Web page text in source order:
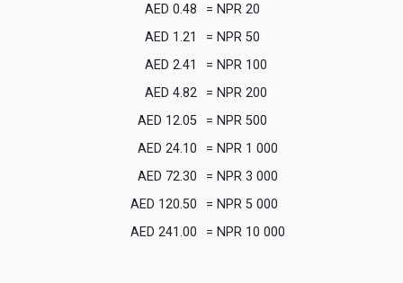
20
NPR
=
0.48
AED
50
NPR
=
1.21
AED
100
NPR
=
2.41
AED
200
NPR
=
4.82
AED
500
NPR
=
12.05
AED
1 000
NPR
=
24.10
AED
3 000
NPR
=
72.30
AED
5 000
NPR
=
120.50
AED
10 000
NPR
=
241.00
AED